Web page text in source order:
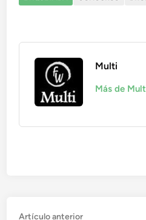
Multi
Más de
Artículo anteriorArtículo